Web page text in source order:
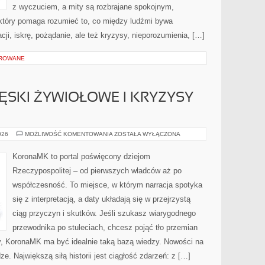
z wyczuciem, a mity są rozbrajane spokojnym,
pomaga rozumieć to, co między ludźmi bywa
iskrę, pożądanie, ale też kryzysy, nieporozumienia, […]
ŻYWIOŁOWE I KRYZYSY
MOŻLIWOŚĆ KOMENTOWANIA KATASTROFY,
KRYZYSY
ZOSTAŁA WYŁĄCZONA
KoronaMK to portal poświęcony dziejom
Rzeczypospolitej – od pierwszych władców aż po
współczesność. To miejsce, w którym narracja spotyka
się z interpretacją, a daty układają się w przejrzystą
ciąg przyczyn i skutków. Jeśli szukasz wiarygodnego
przewodnika po stuleciach, chcesz pojąć tło przemian
KoronaMK ma być idealnie taką bazą wiedzy. Nowości na
Największą siłą historii jest ciągłość zdarzeń: z […]